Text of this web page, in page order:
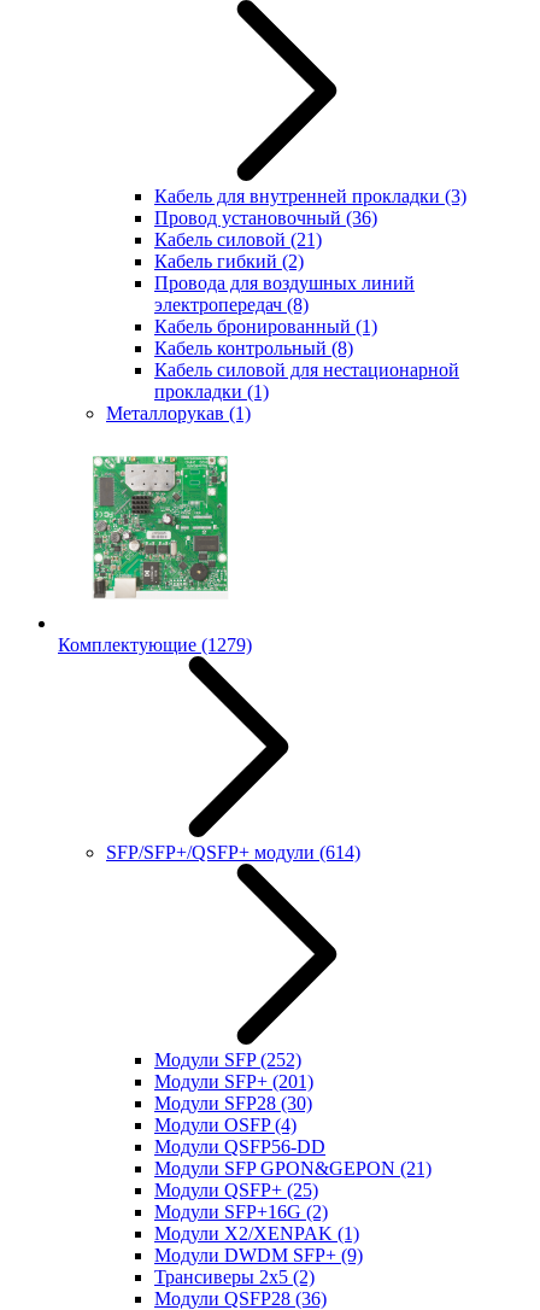
Кабель для внутренней прокладки (3)
Провод установочный (36)
Кабель силовой (21)
Кабель гибкий (2)
Провода для воздушных линий
электропередач (8)
Кабель бронированный (1)
Кабель контрольный (8)
Кабель силовой для нестационарной
прокладки (1)
Металлорукав (1)
Комплектующие (1279)
SFP/SFP+/QSFP+ модули (614)
Модули SFP(252)
Модули SFP+ (201)
Модули SFP28 (30)
Модули OSFP(4)
Модули QSFP56-DD
Модули SFP GPON&GEPON (21)
Модули QSFP+ (25)
Модули SFP+16G (2)
Модули X2/XENPAK (1)
Модули DWDM SFP+ (9)
Трансиверы 2x5 (2)
Модули QSFP28 (36)